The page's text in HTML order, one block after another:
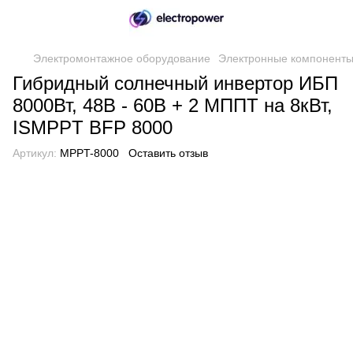
Электромонтажное оборудование Электронные компоненты
Гибридный солнечный инвертор ИБП
8000Вт, 48В - 60В + 2 МППТ на 8кВт,
ISMPPT BFP 8000
Артикул: MPPT-8000 Оставить отзыв